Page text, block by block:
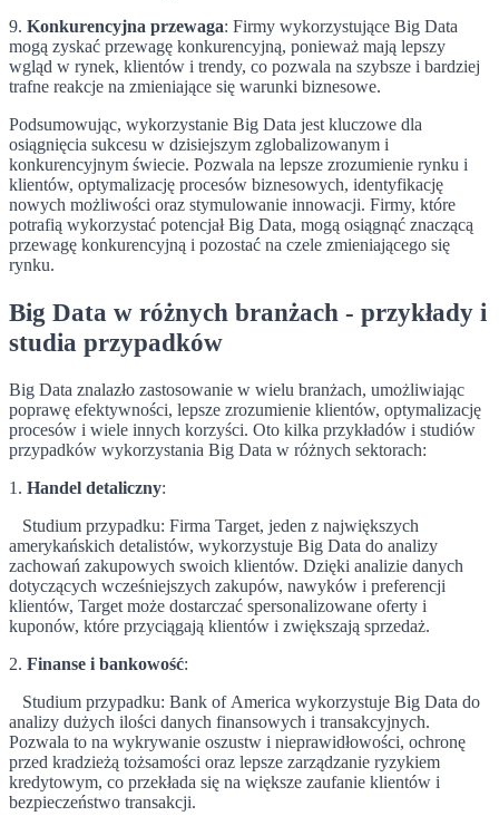
9. Konkurencyjna przewaga: Firmy wykorzystujące Big Data
mogą zyskać przewagę konkurencyjną, ponieważ mają lepszy
wgląd w rynek, klientów i trendy, co pozwala na szybsze i bardziej
trafne reakcje na zmieniające się warunki biznesowe.
Podsumowując, wykorzystanie Big Data jest kluczowe dla
osiągnięcia sukcesu w dzisiejszym zglobalizowanym i
konkurencyjnym świecie. Pozwala na lepsze zrozumienie rynku i
klientów, optymalizację procesów biznesowych, identyfikację
nowych możliwości oraz stymulowanie innowacji. Firmy, które
potrafią wykorzystać potencjał Big Data, mogą osiągnąć znaczącą
przewagę konkurencyjną i pozostać na czele zmieniającego się
rynku.
Big Data w różnych branżach - przykłady i
studia przypadków
Big Data znalazło zastosowanie w wielu branżach, umożliwiając
poprawę efektywności, lepsze zrozumienie klientów, optymalizację
procesów i wiele innych korzyści. Oto kilka przykładów i studiów
przypadków wykorzystania Big Data w różnych sektorach:
1. Handel detaliczny:
Studium przypadku: Firma Target, jeden z największych
amerykańskich detalistów, wykorzystuje Big Data do analizy
zachowań zakupowych swoich klientów. Dzięki analizie danych
dotyczących wcześniejszych zakupów, nawyków i preferencji
klientów, Target może dostarczać spersonalizowane oferty i
kuponów, które przyciągają klientów i zwiększają sprzedaż.
2. Finanse i bankowość:
Studium przypadku: Bank of America wykorzystuje Big Data do
analizy dużych ilości danych finansowych i transakcyjnych.
Pozwala to na wykrywanie oszustw i nieprawidłowości, ochronę
przed kradzieżą tożsamości oraz lepsze zarządzanie ryzykiem
kredytowym, co przekłada się na większe zaufanie klientów i
bezpieczeństwo transakcji.